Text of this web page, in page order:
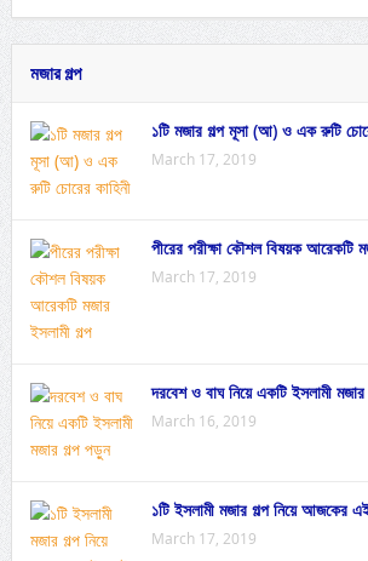
মজার গল্প
১টি মজার গল্প মূসা (আ) ও এক রুটি
March 17, 2019
পীরের পরীক্ষা কৌশল বিষয়ক আরেকটি
March 17, 2019
দরবেশ ও বাঘ নিয়ে একটি ইসলামী
March 16, 2019
১টি ইসলামী মজার গল্প নিয়ে আজকের
March 17, 2019